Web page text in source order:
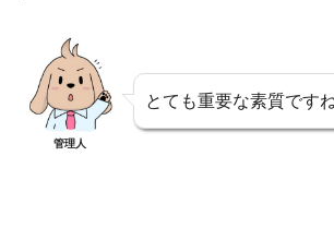
管理人
とても重要な素質ですね